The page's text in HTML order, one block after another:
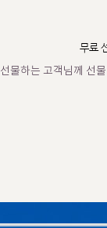
무료
선물하는 고객님께 선